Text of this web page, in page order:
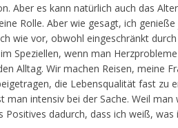
Aber es kann natürlich auch das
Rolle. Aber wie gesagt, ich
wie vor, obwohl eingeschränkt
Speziellen, wenn man
Alltag. Wir machen Reisen, meine
die Lebensqualität fast zu
intensiv bei der Sache. Weil
dadurch, dass ich weiß, was